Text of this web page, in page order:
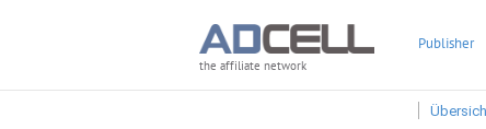
the affiliate network
Publisher